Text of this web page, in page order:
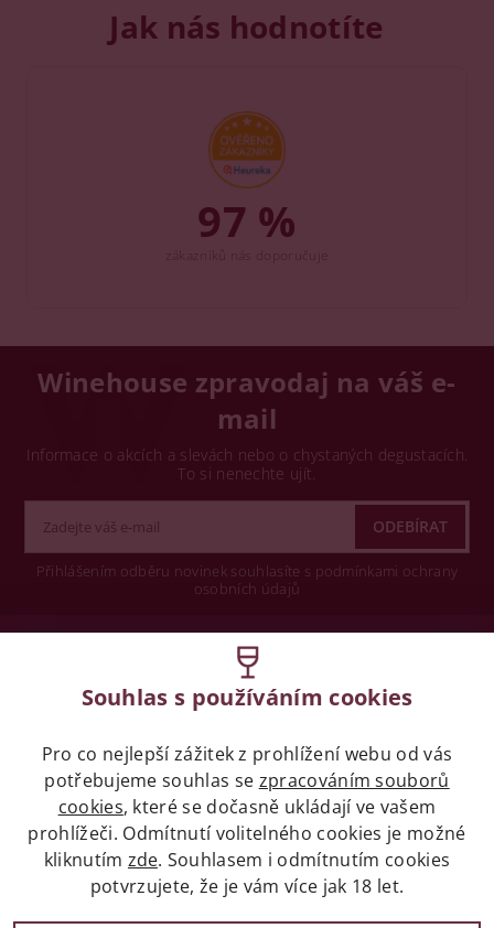
Jak nás hodnotíte
97 %
Winehouse zpravodaj na váš e-
mail
Informace o akcích a slevách nebo o chystaných degustacích.
To si nenechte ujít.
Přihlášením odběru novinek souhlasíte s podmínkami ochrany
osobních údajů
Legislativa
Zákaz prodeje alkoholických nápojů osobám
mladších 18 let.
Naše služby
Souhlas s používáním cookies
Pro co nejlepší zážitek z prohlížení webu od vás
potřebujeme souhlas se zpracováním souborů
cookies, které se dočasně ukládají ve vašem
prohlížeči. Odmítnutí volitelného cookies je možné
kliknutím zde. Souhlasem i odmítnutím cookies
potvrzujete, že je vám více jak 18 let.